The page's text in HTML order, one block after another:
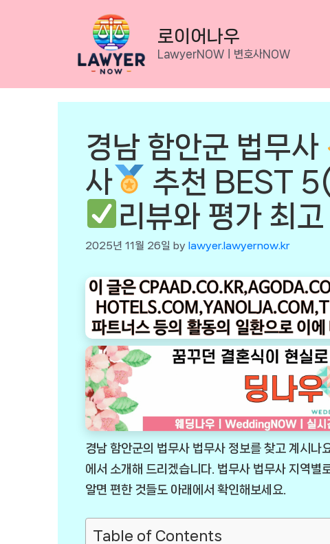
로이어나우
LawyerNOWㅣ변호사NOW
경남 함안군 법무사
사
추천 BEST 5(
리뷰와 평가 최고
2025년 11월 26일 by lawyer.lawyernow.kr
경남 함안군의 법무사 법무사 정보를 찾고 계시나
에서 소개해 드리겠습니다. 법무사 법무사 지역
알면 편한 것들도 아래에서 확인해보세요.
Table of Contents